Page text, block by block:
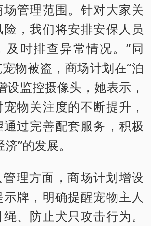
管理范围。针对大家关
，我们将安排安保人员
及时排查异常情况。”同
物被盗，商场计划在“泊
设监控摄像头，她表示，
物关注度的不断提升，
过完善配套服务，积极
”的发展。
理方面，商场计划增设
牌，明确提醒宠物主人
、防止犬只攻击行为。